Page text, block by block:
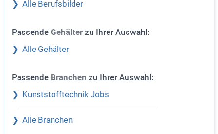
Alle Berufsbilder
Passende Gehälter zu Ihrer Auswahl:
Alle Gehälter
Passende Branchen zu Ihrer Auswahl:
Kunststofftechnik Jobs
Alle Branchen